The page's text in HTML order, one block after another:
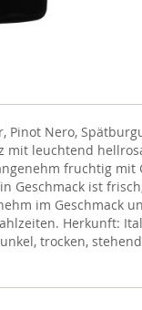
Pinot Nero,
mit leuchtend
fruchtig mit
Geschmack ist
im Geschmack
Herkunft:
trocken,